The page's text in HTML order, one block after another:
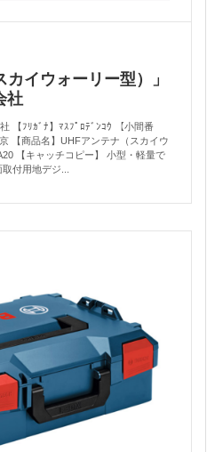
カイウォーリー型）」
社
【ﾌﾘｶﾞﾅ】ﾏｽﾌﾟﾛﾃﾞﾝｺｳ 【小間番
【商品名】UHFアンテナ（スカイウ
【キャッチコピー】 小型・軽量で
付用地デジ...